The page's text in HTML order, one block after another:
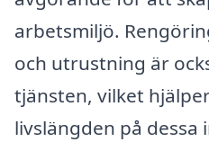
arbetsmiljö.
och utrustning är
tjänsten, vilket
livslängden på dessa